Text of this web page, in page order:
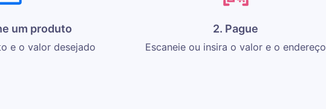
um produto
e o valor desejado
2. Pague
Escaneie ou insira o valor e o endereço